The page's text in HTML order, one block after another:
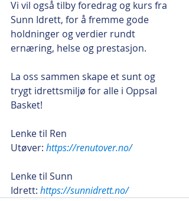
Vi vil også tilby foredrag og kurs fra
Sunn Idrett, for å fremme gode
holdninger og verdier rundt
ernæring, helse og prestasjon.
La oss sammen skape et sunt og
trygt idrettsmiljø for alle i Oppsal
Basket!
Lenke til Ren
Utøver: https://renutover.no/
Lenke til Sunn
Idrett: https://sunnidrett.no/